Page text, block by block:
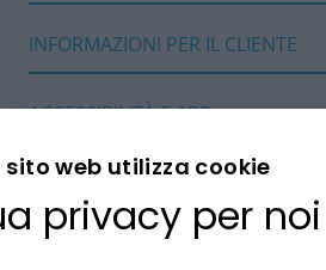
Lavora con noi
Reclami
Numeri utili
INFORMAZIONI PER IL CLIENTE
La tua scelta sui cookies
Sepa
ACCESSIBILITÀ E APP
SEGUICI SUI SOCIAL
sito web utilizza cookie
privacy per